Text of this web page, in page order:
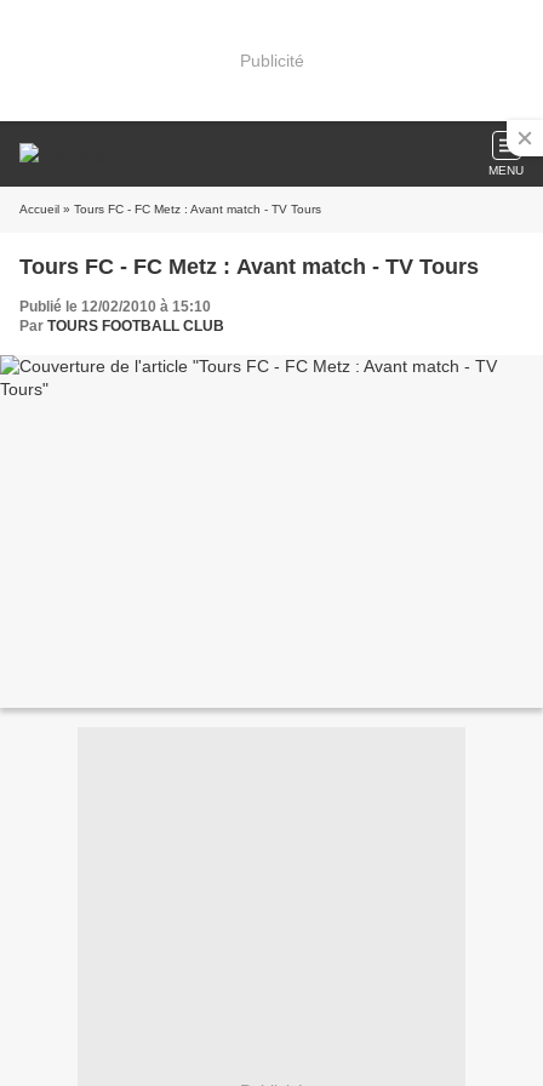
Publicité
MENU
Accueil » Tours FC - FC Metz : Avant match - TV Tours
Tours FC - FC Metz : Avant match - TV Tours
Publié le 12/02/2010 à 15:10
Par TOURS FOOTBALL CLUB